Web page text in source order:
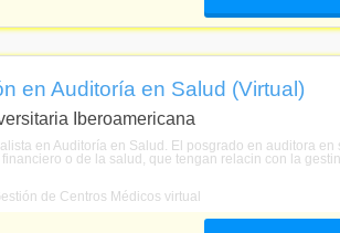
en Auditoría en Salud (Virtual)
Iberoamericana
en Auditoría en Salud. El posgrado en auditora
o de la salud, que tengan relacin con la
de Centros Médicos virtual